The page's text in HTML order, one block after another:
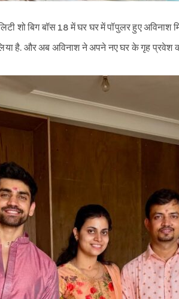
शो बिग बॉस 18 में घर घर में पॉपुलर हुए
है. और अब अविनाश ने अपने नए घर के गृह प्रवेश